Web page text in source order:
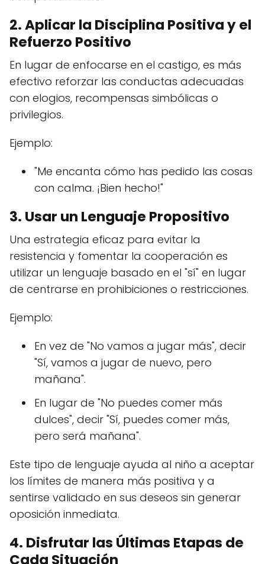
2. Aplicar la Disciplina Positiva y el
Refuerzo Positivo
En lugar de enfocarse en el castigo, es más
efectivo reforzar las conductas adecuadas
con elogios, recompensas simbólicas o
privilegios.
Ejemplo:
"Me encanta cómo has pedido las cosas
con calma. ¡Bien hecho!"
3. Usar un Lenguaje Propositivo
Una estrategia eficaz para evitar la
resistencia y fomentar la cooperación es
utilizar un lenguaje basado en el "sí" en lugar
de centrarse en prohibiciones o restricciones.
Ejemplo:
En vez de "No vamos a jugar más", decir
"Sí, vamos a jugar de nuevo, pero
mañana".
En lugar de "No puedes comer más
dulces", decir "Sí, puedes comer más,
pero será mañana".
Este tipo de lenguaje ayuda al niño a aceptar
los límites de manera más positiva y a
sentirse validado en sus deseos sin generar
oposición inmediata.
4. Disfrutar las Últimas Etapas de
Cada Situación